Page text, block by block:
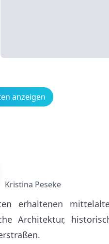
anzeigen
Kristina Peseke
erhaltenen
Architektur,